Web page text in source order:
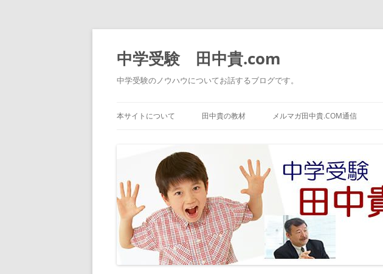
中学受験 田中貴.com
中学受験のノウハウについてお話するブログです。
本サイトについて 田中貴の教材 メルマガ田中貴.COM通信